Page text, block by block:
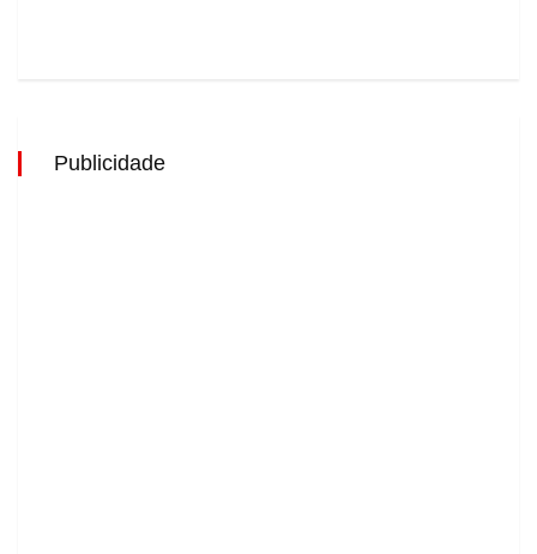
Publicidade